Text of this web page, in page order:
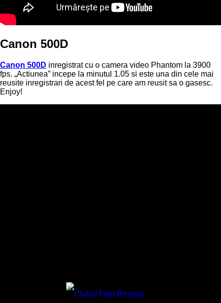
Canon 500D
Canon 500D inregistrat cu o camera video Phantom la 3900
fps. „Actiunea” incepe la minutul 1.05 si este una din cele mai
reusite inregistrari de acest fel pe care am reusit sa o gasesc.
Enjoy!